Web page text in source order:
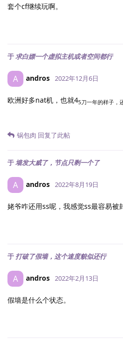
套个cf继续玩啊。
于求白嫖一个虚拟主机或者空间都行
A andros 2022年12月6日
欧洲好多nat机，也就45刀一年的样子，
锅包肉 回复了此帖
于墙发大威了，节点只剩一个了
A andros 2022年8月19日
姥爷咋还用ss呢，我感觉ss最容易被
于 打破了假墙，这个速度貌似还行
A andros 2022年2月13日
假墙是什么个状态。